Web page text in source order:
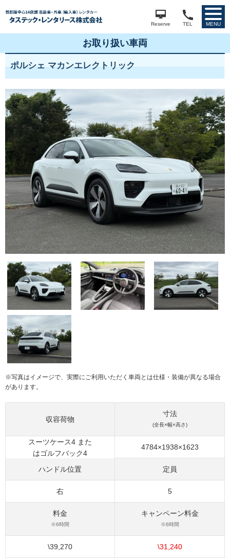
Reserve TEL MENU
お取り扱い車両
ポルシェ マカンエレクトリック
※写真はイメージで、実際にご利用いただく車両とは仕様・装備が異なる場合
があります。
収容荷物
スーツケース4 また
はゴルフバック4
寸法
(全長×幅×高さ)
4784×1938×1623
ハンドル位置
右
定員
5
料金
※6時間
\39,270
キャンペーン料金
※6時間
\31,240